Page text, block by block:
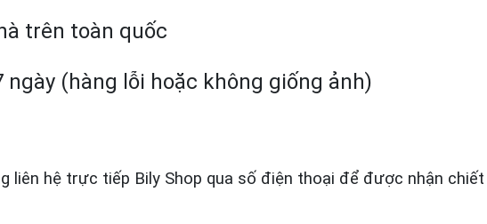
trên toàn quốc
(hàng lỗi hoặc không giống ảnh)
liên hệ trực tiếp Bily Shop qua số điện thoại để được nhận